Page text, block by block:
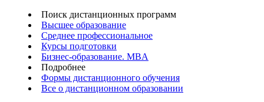
Поиск дистанционных программ
Высшее образование
Среднее профессиональное
Курсы подготовки
Бизнес-образование. MBA
Подробнее
Формы дистанционного обучения
Все о дистанционном образовании